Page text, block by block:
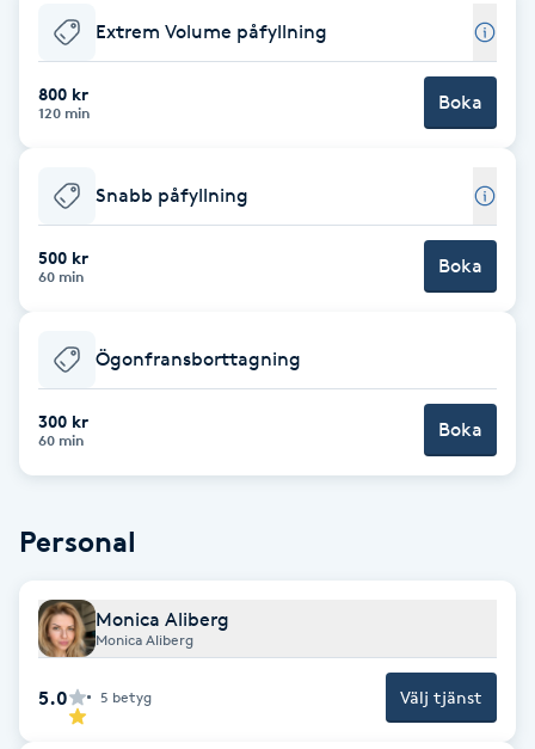
Damklippning
Diamantslipning
Extensions
Extensions borttagning
F
Faceliftmassage
Fet hårbotten
Extrem Volume påfyllning
800 kr
120 min Boka
Snabb påfyllning
500 kr
60 min Boka
Ögonfransborttagning
300 kr
60 min Boka
Personal
Monica Aliberg
Monica Aliberg
5.0 5 betyg Välj tjänst